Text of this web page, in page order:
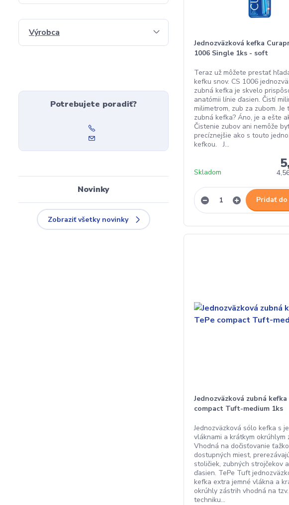
Jednozväzková kefka
1006 Single 1ks - soft
Teraz už môžete prestať
kefku snov. CS 1006
zubná kefka je skvelo
anatómii línie ďasien. Čistí
milimetrom, zub za zubom. Je
zubná kefka? Áno, je a ešte
Čistenie zubov ani nemôže
precíznejšie ako s touto
kefkou. J...
Skladom
Pridať
Jednozväzková zubná kefka
compact Tuft-medium 1ks
Jednozväzková sólo kefka s
vláknami a krátkym okrúhlym
Vhodná na dočisťovanie ťažko
dostupných miest,
stoličiek, zubných strojčekov
ďasien. TePe Tuft
kefka extra jemné vlákna a
okrúhly zástrih vhodná na
techniku...
Výrobca
Potrebujete poradiť?
Novinky
Zobraziť všetky novinky